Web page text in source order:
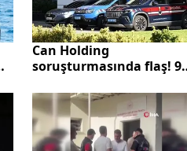
Can Holding
soruşturmasında flaş! 9
İşte isim isim tam liste...